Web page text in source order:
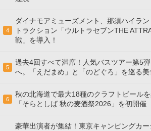
4
ダイナモアミューズメント、那須ハイラ
トラクション「ウルトラセブンTHE
戦」を導入！
5
過去4回すべて満席！人気バスツアー第5
へ。「えだまめ」と「のどぐろ」を巡る美
6
秋の北海道で最大18種のクラフトビールを
「そらとしば 秋の麦酒祭2026」を初開催
豪華出演者が集結！東京キャンピングカ